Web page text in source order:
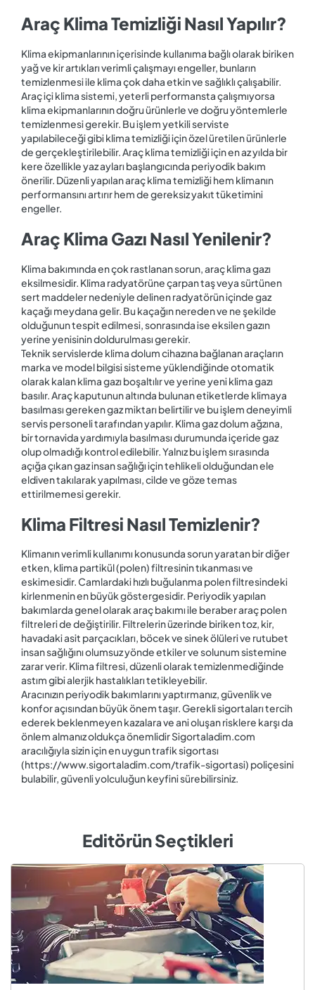
Araç Klima Temizliği Nasıl Yapılır?
Klima ekipmanlarının içerisinde kullanıma bağlı olarak biriken
yağ ve kir artıkları verimli çalışmayı engeller, bunların
temizlenmesi ile klima çok daha etkin ve sağlıklı çalışabilir.
Araç içi klima sistemi, yeterli performansta çalışmıyorsa
klima ekipmanlarının doğru ürünlerle ve doğru yöntemlerle
temizlenmesi gerekir. Bu işlem yetkili serviste
yapılabileceği gibi klima temizliği için özel üretilen ürünlerle
de gerçekleştirilebilir. Araç klima temizliği için en az yılda bir
kere özellikle yaz ayları başlangıcında periyodik bakım
önerilir. Düzenli yapılan araç klima temizliği hem klimanın
performansını artırır hem de gereksiz yakıt tüketimini
engeller.
Araç Klima Gazı Nasıl Yenilenir?
Klima bakımında en çok rastlanan sorun, araç klima gazı
eksilmesidir. Klima radyatörüne çarpan taş veya sürtünen
sert maddeler nedeniyle delinen radyatörün içinde gaz
kaçağı meydana gelir. Bu kaçağın nereden ve ne şekilde
olduğunun tespit edilmesi, sonrasında ise eksilen gazın
yerine yenisinin doldurulması gerekir.
Teknik servislerde klima dolum cihazına bağlanan araçların
marka ve model bilgisi sisteme yüklendiğinde otomatik
olarak kalan klima gazı boşaltılır ve yerine yeni klima gazı
basılır. Araç kaputunun altında bulunan etiketlerde klimaya
basılması gereken gaz miktarı belirtilir ve bu işlem deneyimli
servis personeli tarafından yapılır. Klima gaz dolum ağzına,
bir tornavida yardımıyla basılması durumunda içeride gaz
olup olmadığı kontrol edilebilir. Yalnız bu işlem sırasında
açığa çıkan gaz insan sağlığı için tehlikeli olduğundan ele
eldiven takılarak yapılması, cilde ve göze temas
ettirilmemesi gerekir.
Klima Filtresi Nasıl Temizlenir?
Klimanın verimli kullanımı konusunda sorun yaratan bir diğer
etken, klima partikül (polen) filtresinin tıkanması ve
eskimesidir. Camlardaki hızlı buğulanma polen filtresindeki
kirlenmenin en büyük göstergesidir. Periyodik yapılan
bakımlarda genel olarak araç bakımı ile beraber araç polen
filtreleri de değiştirilir. Filtrelerin üzerinde biriken toz, kir,
havadaki asit parçacıkları, böcek ve sinek ölüleri ve rutubet
insan sağlığını olumsuz yönde etkiler ve solunum sistemine
zarar verir. Klima filtresi, düzenli olarak temizlenmediğinde
astım gibi alerjik hastalıkları tetikleyebilir.
Aracınızın periyodik bakımlarını yaptırmanız, güvenlik ve
konfor açısından büyük önem taşır. Gerekli sigortaları tercih
ederek beklenmeyen kazalara ve ani oluşan risklere karşı da
önlem almanız oldukça önemlidir Sigortaladim.com
aracılığıyla sizin için en uygun trafik sigortası
(https://www.sigortaladim.com/trafik-sigortasi) poliçesini
bulabilir, güvenli yolculuğun keyfini sürebilirsiniz.
Editörün Seçtikleri